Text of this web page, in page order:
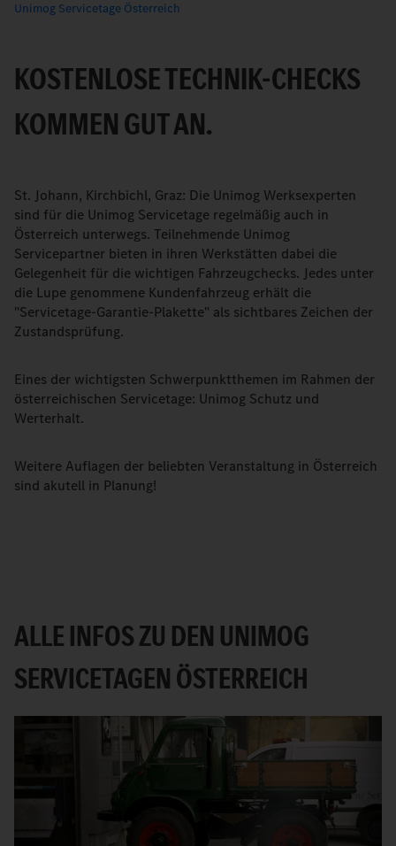
Unimog Servicetage Österreich
KOSTENLOSE TECHNIK-CHECKS
KOMMEN GUT AN.
St. Johann, Kirchbichl, Graz: Die Unimog Werksexperten
sind für die Unimog Servicetage regelmäßig auch in
Österreich unterwegs. Teilnehmende Unimog
Servicepartner bieten in ihren Werkstätten dabei die
Gelegenheit für die wichtigen Fahrzeugchecks. Jedes unter
die Lupe genommene Kundenfahrzeug erhält die
"Servicetage-Garantie-Plakette" als sichtbares Zeichen der
Zustandsprüfung.
Eines der wichtigsten Schwerpunktthemen im Rahmen der
österreichischen Servicetage: Unimog Schutz und
Werterhalt.
Weitere Auflagen der beliebten Veranstaltung in Österreich
sind akutell in Planung!
ALLE INFOS ZU DEN UNIMOG
SERVICETAGEN ÖSTERREICH